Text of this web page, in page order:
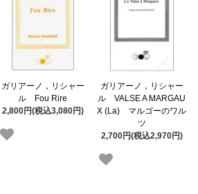
ガリアーノ，リシャー
ル Fou Rire
2,800円(税込3,080円)
ガリアーノ，リシャー
ル VALSE A MARGAU
X (La) マルゴーのワル
ツ
2,700円(税込2,970円)